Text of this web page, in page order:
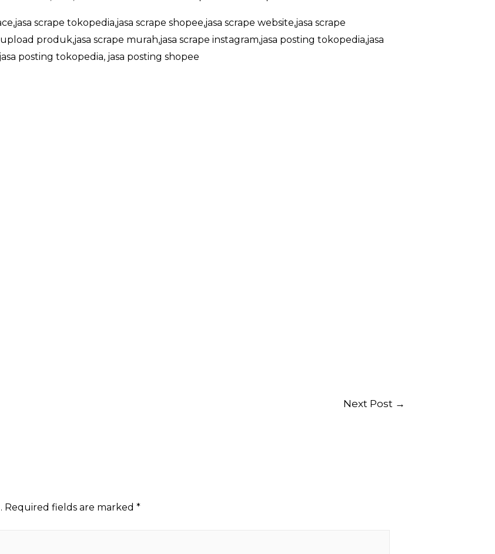
scrape tokopedia,jasa scrape shopee,jasa scrape website,jasa scrape
produk,jasa scrape murah,jasa scrape instagram,jasa posting tokopedia,jasa
posting tokopedia, jasa posting shopee
Next Post →
Required fields are marked *